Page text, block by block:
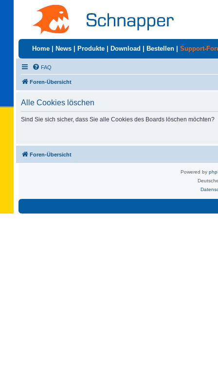
Home News Produkte Download Bestellen Support-
FAQ
Foren-Übersicht
Alle Cookies löschen
Sind Sie sich sicher, dass Sie alle Cookies des Boards löschen möchten?
Foren-Übersicht
Powered by